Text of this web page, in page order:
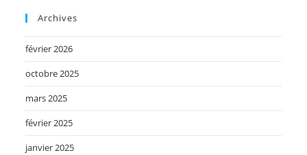
Archives
février 2026
octobre 2025
mars 2025
février 2025
janvier 2025